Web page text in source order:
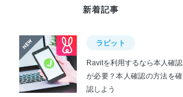
新着記事
ラビット
Ravitを利用するなら本人確認
が必要？本人確認の方法を確
認しよう